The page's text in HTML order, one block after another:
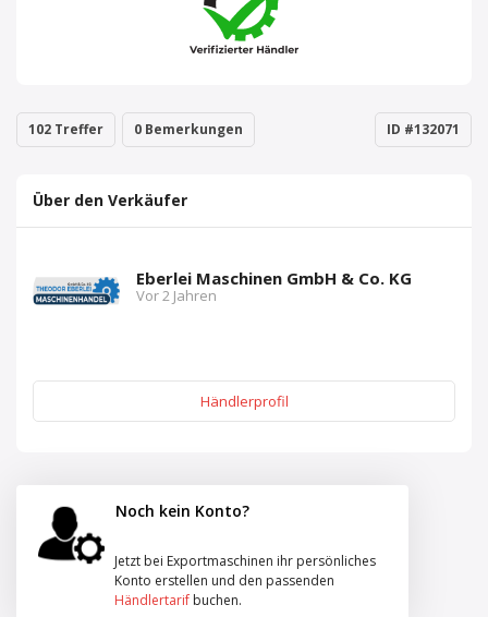
102 Treffer 0 Bemerkungen ID #132071
Über den Verkäufer
Eberlei Maschinen GmbH & Co. KG
Vor 2 Jahren
Händlerprofil
Noch kein Konto?
Jetzt bei Exportmaschinen ihr persönliches
Konto erstellen und den passenden
Händlertarif buchen.